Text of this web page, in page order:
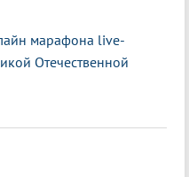
марафона live-
Отечественной